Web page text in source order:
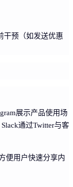
干预（如发送优惠
展示产品使用场
通过Twitter与客
便用户快速分享内